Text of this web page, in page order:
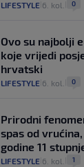
LIFESTYLE 6. kol. 0
Ovo su najbolji
koje vrijedi
hrvatski
LIFESTYLE 6. kol. 0
Prirodni
spas od
godine 11
LIFESTYLE 6. kol. 1